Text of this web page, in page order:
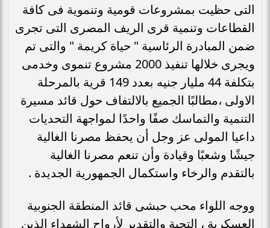
التى حظيت بمشروعات قومية وتنموية فى كافة
القطاعات وتنمية قرى الريف المصرى التى تجرى
ضمن المبادرة الرئاسية " حياة كريمة " والتى تم
ويجرى خلالها تنفيذ 2000 مشروع تنموى وخدمى
بتكلفة 44 مليار جنيه بعدد 149 قرية بالمرحلة
الاولى ،مطالبًا الجميع بالالتفاف حول قائد مسيرة
التنمية والتماسك صفًا واحدًا لمواجهة التحديات
داعيا المولى عز وجل أن يحفظ مصرنا الغالية
جيشًا وشعبًا وقيادة وأن تنعم مصرنا الغالية
بالتقدم والرخاء واستكمال الجمهورية الجديدة .
ووجه اللواء محب حبشى قائد المنطقة الجنوبية
العسكرية ، التحية والتقدير لأرواح الشهداء الذين